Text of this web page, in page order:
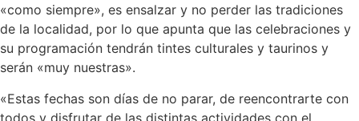
«como siempre», es ensalzar y no perder las tradiciones
de la localidad, por lo que apunta que las celebraciones y
su programación tendrán tintes culturales y taurinos y
serán «muy nuestras».
«Estas fechas son días de no parar, de reencontrarte con
todos y disfrutar de las distintas actividades con el